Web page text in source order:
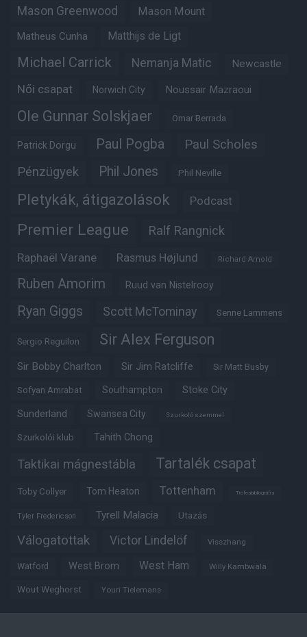
Mason Greenwood Mason Mount
Matheus Cunha Matthijs de Ligt
Michael Carrick Nemanja Matic Newcastle
Női csapat Norwich City Noussair Mazraoui
Ole Gunnar Solskjaer Omar Berrada
Patrick Dorgu Paul Pogba Paul Scholes
Pénzügyek Phil Jones Phil Neville
Pletykák, átigazolások Podcast
Premier League Ralf Rangnick
Raphaël Varane Rasmus Højlund Richard Arnold
Ruben Amorim Ruud van Nistelrooy
Ryan Giggs Scott McTominay Senne Lammens
Sergio Reguilon Sir Alex Ferguson
Sir Bobby Charlton Sir Jim Ratcliffe Sir Matt Busby
Sofyan Amrabat Southampton Stoke City
Sunderland Swansea City Szurkoló szemmel
Szurkolói klub Tahith Chong
Taktikai mágnestábla Tartalék csapat
Toby Collyer Tom Heaton Tottenham Trófeabibliográfia
Tyler Fredericson Tyrell Malacia Utazás
Válogatottak Victor Lindelöf Visszhang
Watford West Brom West Ham Willy Kambwala
Wout Weghorst Youri Tielemans